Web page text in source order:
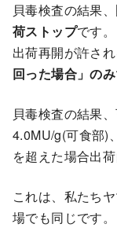
貝毒検査の結果、
荷ストップです。
出荷再開が許され
回った場合」のみ
貝毒検査の結果
4.0MU/g(可食部)
を超えた場合出
これは、私たち
場でも同じです。